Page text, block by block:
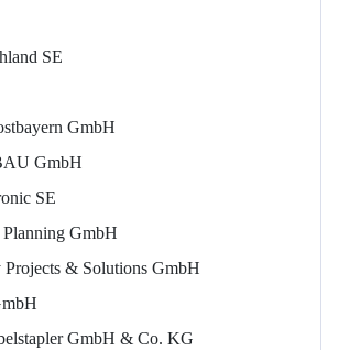
SE
GmbH
GmbH
SE
Planning GmbH
& Solutions GmbH
GmbH & Co. KG